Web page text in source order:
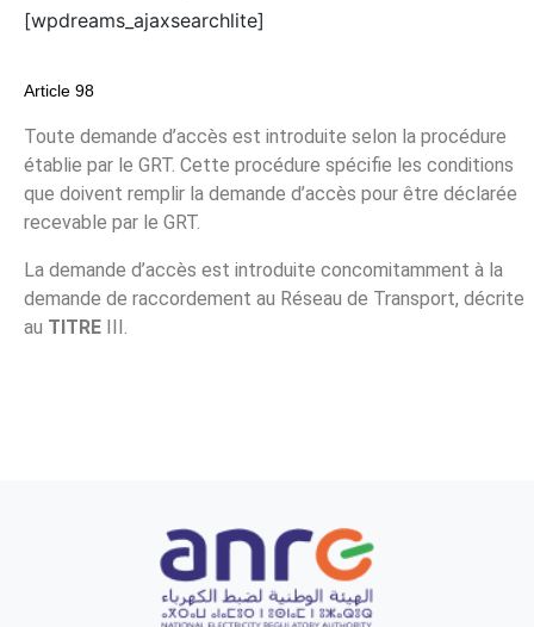
[wpdreams_ajaxsearchlite]
Article 98
Toute demande d’accès est introduite selon la procédure
établie par le GRT. Cette procédure spécifie les conditions
que doivent remplir la demande d’accès pour être déclarée
recevable par le GRT.
La demande d’accès est introduite concomitamment à la
demande de raccordement au Réseau de Transport, décrite
au ‎ TITRE III.